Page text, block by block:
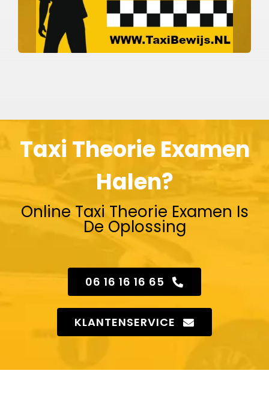
Taxi Theorie Examen
Halen?
Online Taxi Theorie Examen Is
De Oplossing
06 16 16 16 65
KLANTENSERVICE